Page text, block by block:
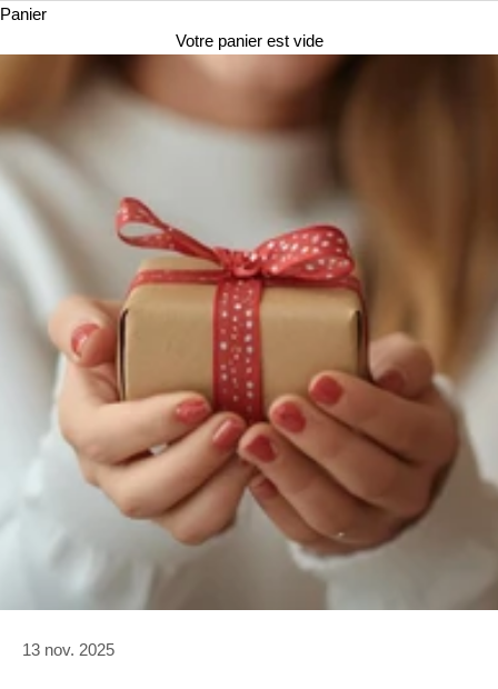
Panier
Votre panier est vide
13 nov. 2025